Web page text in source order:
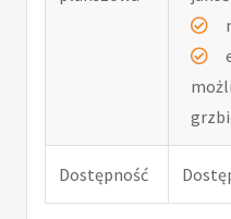
Dostępność